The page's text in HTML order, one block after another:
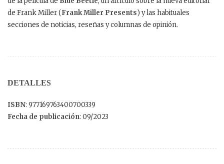
de Frank Miller (Frank Miller Presents) y las habituales
secciones de noticias, reseñas y columnas de opinión.
DETALLES
ISBN: 977169763400700339
Fecha de publicación: 09/2023